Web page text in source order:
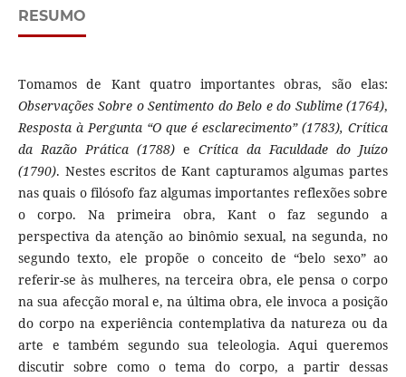
RESUMO
Tomamos de Kant quatro importantes obras, são elas:
Observações Sobre o Sentimento do Belo e do Sublime (1764),
Resposta à Pergunta “O que é esclarecimento” (1783), Crítica
da Razão Prática (1788) eCrítica da Faculdade do Juízo
(1790). Nestes escritos de Kant capturamos algumas partes
nas quais o filósofo faz algumas importantes reflexões sobre
o corpo. Na primeira obra, Kant o faz segundo a
perspectiva da atenção ao binômio sexual, na segunda, no
segundo texto, ele propõe o conceito de “belo sexo” ao
referir-se às mulheres, na terceira obra, ele pensa o corpo
na sua afecção moral e, na última obra, ele invoca a posição
do corpo na experiência contemplativa da natureza ou da
arte e também segundo sua teleologia. Aqui queremos
discutir sobre como o tema do corpo, a partir dessas